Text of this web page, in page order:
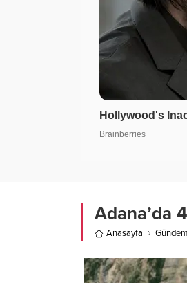
Adana’da
Anasayfa Gündem